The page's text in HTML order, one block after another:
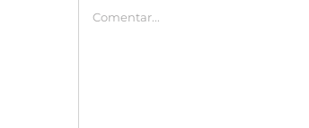
Comentar